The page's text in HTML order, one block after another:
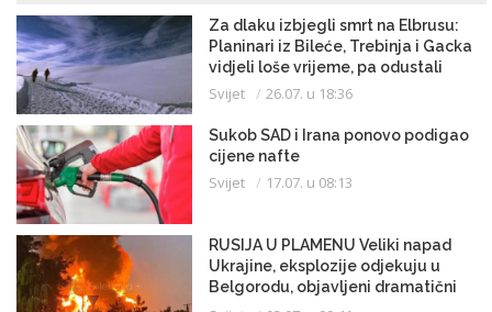
Za dlaku izbjegli smrt na Elbrusu:
Planinari iz Bileće, Trebinja i Gacka
vidjeli loše vrijeme, pa odustali
Svijet 26.07. u 18:36
Sukob SAD i Irana ponovo podigao
cijene nafte
Svijet 17.07. u 08:13
RUSIJA U PLAMENU Veliki napad
Ukrajine, eksplozije odjekuju u
Belgorodu, objavljeni dramatični
snimci